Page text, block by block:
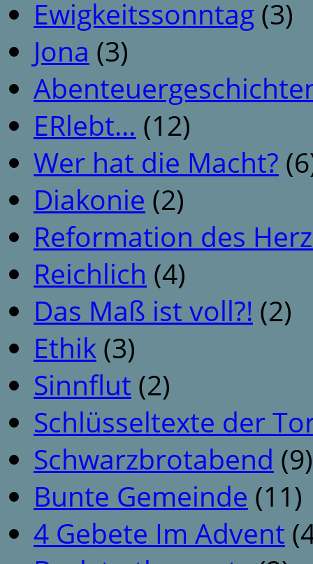
Ewigkeitssonntag (3)
Jona (3)
ERlebt… (12)
Wer hat die Macht?
Diakonie (2)
Reformation des
Reichlich (4)
Das Maß ist voll?! (2)
Ethik (3)
Sinnflut (2)
Schlüsseltexte der
Schwarzbrotabend (9)
Bunte Gemeinde (11)
4 Gebete Im Advent